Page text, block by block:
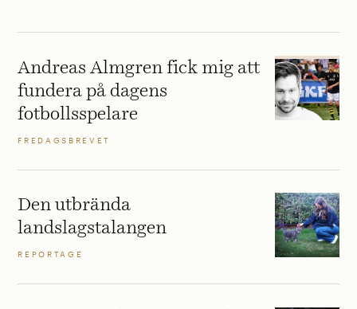
Andreas Almgren fick mig att
fundera på dagens
fotbollsspelare
FREDAGSBREVET
Den utbrända
landslagstalangen
REPORTAGE